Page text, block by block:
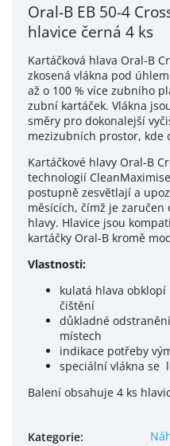
Oral-B EB 50-4
hlavice černá 4 ks
Kartáčková hlava Oral-B
zkosená vlákna pod
až o 100 % více zubního
zubní kartáček. Vlákna
směry pro dokonalejší
mezizubních prostor, kde
Kartáčkové hlavy Oral-B
technologií
postupně zesvětlají a
měsících, čímž je
hlavy. Hlavice jsou
kartáčky Oral-B kromě
Vlastnosti:
kulatá hlava
čištění
důkladné
místech
indikace potřeby
speciální vlákna se
Balení obsahuje 4 ks
Kategorie: